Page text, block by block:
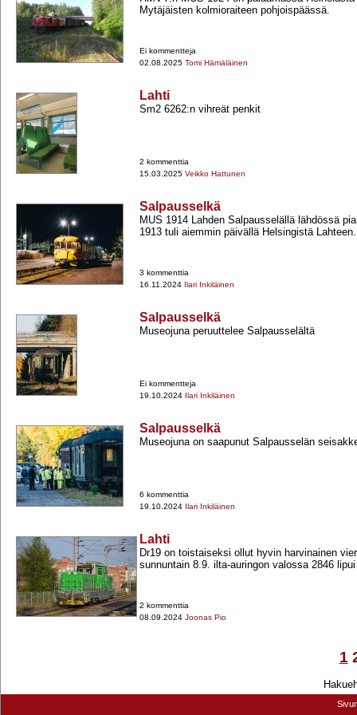
Mytäjäisten kolmioraiteen pohjoispäässä.
Ei kommentteja
02.08.2025 Tomi Hämäläinen
Lahti
Sm2 6262:n vihreät penkit
2 kommenttia
15.03.2025 Veikko Hattunen
Salpausselkä
MUS 1914 Lahden Salpausselällä lähdössä
1913 tuli aiemmin päivällä Helsingistä Lahteen.
3 kommenttia
16.11.2024 Ilari Inkiläinen
Salpausselkä
Museojuna peruuttelee Salpausselältä
Ei kommentteja
19.10.2024 Ilari Inkiläinen
Salpausselkä
Museojuna on saapunut Salpausselän
6 kommenttia
19.10.2024 Ilari Inkiläinen
Lahti
Dr19 on toistaiseksi ollut hyvin harvinainen
sunnuntain 8.9. ilta-​auringon valossa 2846
2 kommenttia
08.09.2024 Joonas Pio
1